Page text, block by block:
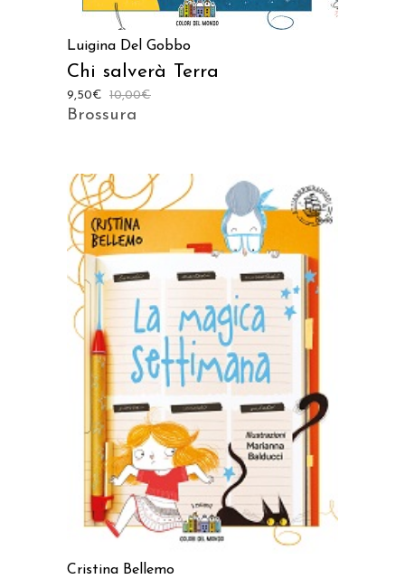
Luigina Del Gobbo
Chi salverà Terra
10,00€
9,50€
Brossura
AGGIUNGI AL CARRELLO
Cristina Bellemo